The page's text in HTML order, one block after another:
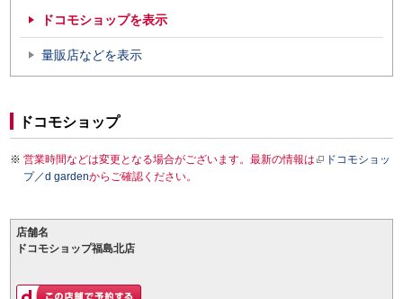
ドコモショップを表示
量販店などを表示
ドコモショップ
営業時間などは変更となる場合がございます。最新の情報は
ドコモショッ
プ／d gardenからご確認ください。
店舗名
ドコモショップ福島北店